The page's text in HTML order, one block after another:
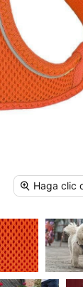
Haga clic